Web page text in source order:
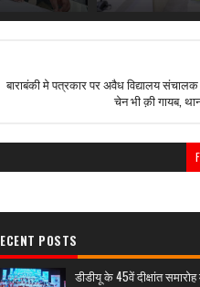
बाराबंकी मे पत्रकार पर अवैध विद्यालय
चेन भी क़ी गायब,
POSTS
डीडीयू के 45वें दीक्षांत